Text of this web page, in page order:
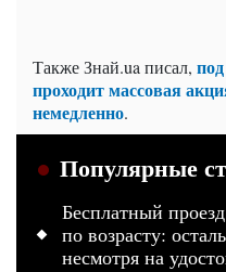
Также Знай.ua писал,
проходит массовая
немедленно.
Популярные
Бесплатный
по возрасту:
несмотря на